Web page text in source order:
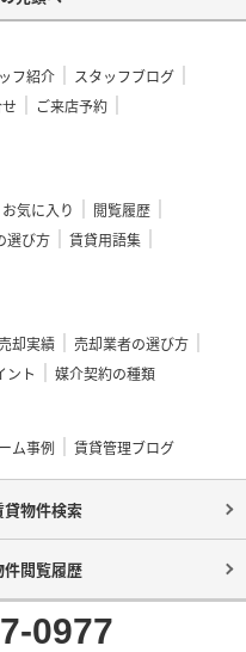
フ紹介
スタッフブログ
ご来店予約
お気に入り
閲覧履歴
選び方
賃貸用語集
却実績
売却業者の選び方
ント 媒介契約の種類
ム事例 賃貸管理ブログ
貸物件検索
件閲覧履歴
0977